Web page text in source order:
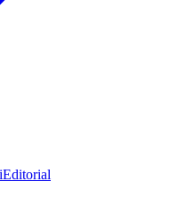
Editorial